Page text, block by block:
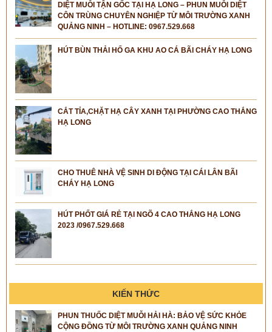
DIỆT MUỖI TẬN GỐC TẠI HẠ LONG – PHUN MUỖI DIỆT
CÔN TRÙNG CHUYÊN NGHIỆP TỪ MÔI TRƯỜNG XANH
QUẢNG NINH – HOTLINE: 0967.529.668
HÚT BÙN THẢI HỐ GA KHU AO CÁ BÃI CHÁY HẠ LONG
CẮT TỈA,CHẶT HẠ CÂY XANH TẠI PHƯỜNG CAO THẮNG
HẠ LONG
CHO THUÊ NHÀ VỆ SINH DI ĐỘNG TẠI CÁI LÂN BÃI
CHÁY HẠ LONG
HÚT PHỐT GIÁ RẺ TẠI NGÕ 4 CAO THẮNG HẠ LONG
2023 /0967.529.668
KIẾN THỨC
PHUN THUỐC DIỆT MUỖI HẢI HÀ: BẢO VỆ SỨC KHỎE
CỘNG ĐỒNG TỪ MÔI TRƯỜNG XANH QUẢNG NINH